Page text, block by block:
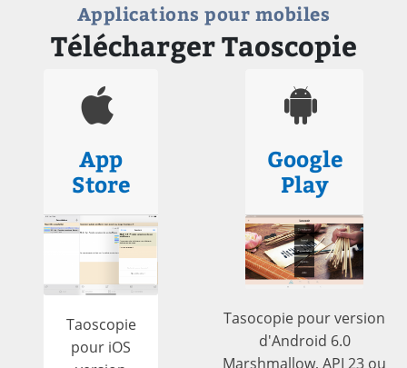
Applications pour mobiles
Télécharger Taoscopie
App
Store
Taoscopie
pour iOS
Google
Play
Tasocopie pour version
d'Android 6.0
Marshmallow, API 23 ou